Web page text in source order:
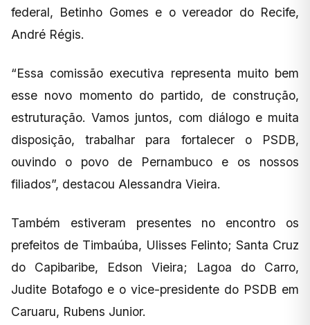
federal, Betinho Gomes e o vereador do Recife,
André Régis.
“Essa comissão executiva representa muito bem
esse novo momento do partido, de construção,
estruturação. Vamos juntos, com diálogo e muita
disposição, trabalhar para fortalecer o PSDB,
ouvindo o povo de Pernambuco e os nossos
filiados”, destacou Alessandra Vieira.
Também estiveram presentes no encontro os
prefeitos de Timbaúba, Ulisses Felinto; Santa Cruz
do Capibaribe, Edson Vieira; Lagoa do Carro,
Judite Botafogo e o vice-presidente do PSDB em
Caruaru, Rubens Junior.